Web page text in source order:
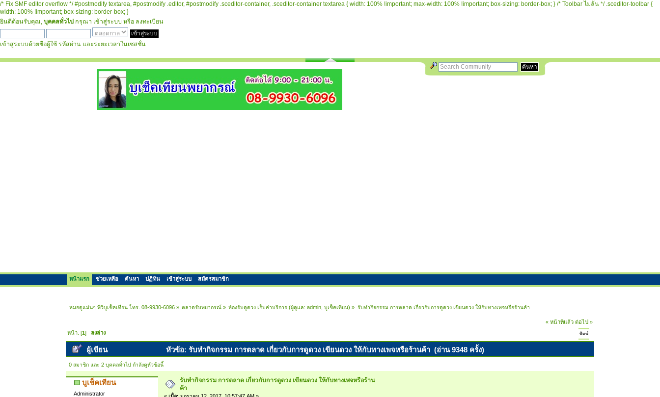
/* Fix SMF editor overflow */ #postmodify textarea, #postmodify .editor, #postmodify .sceditor-container, .sceditor-container textarea { width: 100% !important; max-width: 100% !important; box-sizing: border-box; } /* Toolbar ไม่ล้น */ .sceditor-toolbar {
width: 100% !important; box-sizing: border-box; }
ยินดีต้อนรับคุณ, บุคคลทั่วไป กรุณา เข้าสู่ระบบ หรือ ลงทะเบียน
เข้าสู่ระบบด้วยชื่อผู้ใช้ รหัสผ่าน และระยะเวลาในเซสชั่น
หน้าแรก ช่วยเหลือ ค้นหา ปฏิทิน เข้าสู่ระบบ สมัครสมาชิก
หมอดูแม่นๆ พี่วิบูเช็คเทียน โทร. 08-9930-6096» ตลาดรับพยากรณ์» ห้องรับดูดวง เก็บค่าบริการ (ผู้ดูแล:admin,บูเช็คเทียน) » รับทำกิจกรรม การตลาด เกี่ยวกับการดูดวง เขียนดวง ให้กับทางเพจหรือร้านค้า
« หน้าที่แล้ว ต่อไป »
พิมพ์
หน้า: [1] ลงล่าง
ผู้เขียน หัวข้อ: รับทำกิจกรรม การตลาด เกี่ยวกับการดูดวง เขียนดวง ให้กับทางเพจหรือร้านค้า (อ่าน 9348 ครั้ง)
0 สมาชิก และ 2 บุคคลทั่วไป กำลังดูหัวข้อนี้
บูเช็คเทียน
Administrator
รับทำกิจกรรม การตลาด เกี่ยวกับการดูดวง เขียนดวง ให้กับทางเพจหรือร้าน
ค้า